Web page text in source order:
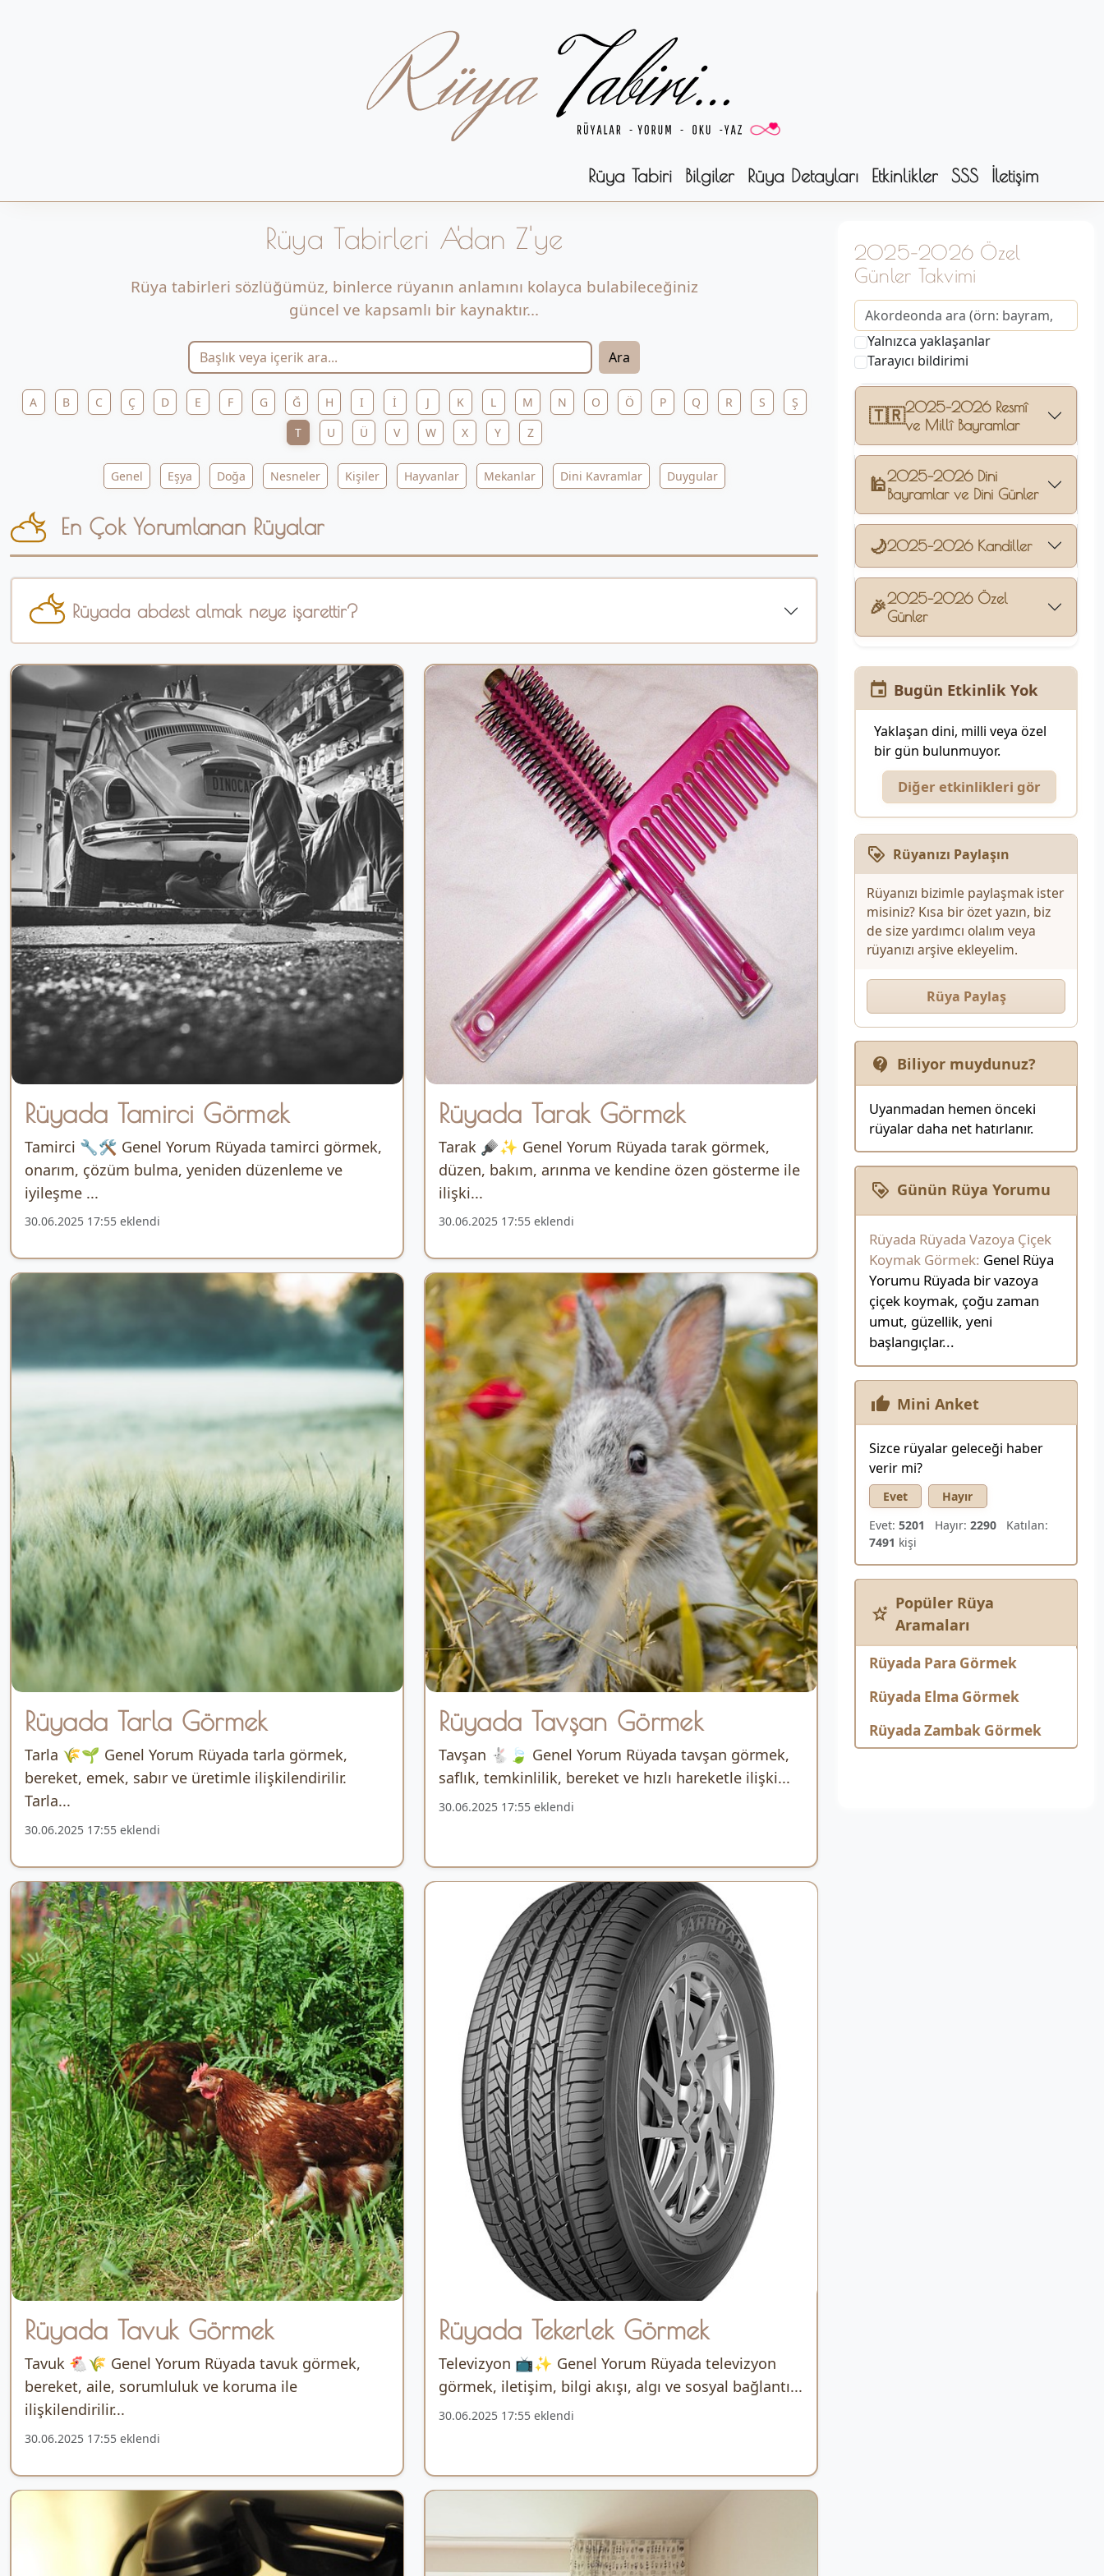
Rüya Tabiri Bilgiler Rüya Detayları Etkinlikler SSS İletişim
Rüya Tabirleri A'dan Z'ye
Rüya tabirleri sözlüğümüz, binlerce rüyanın anlamını kolayca bulabileceğiniz
güncel ve kapsamlı bir kaynaktır...
Ara
A B C Ç D E F G Ğ H I İ J K L M N O Ö P Q R S
Ş
T
U Ü V W X Y Z
Genel Eşya Doğa Nesneler Kişiler Hayvanlar Mekanlar Dini Kavramlar Duygular
En Çok Yorumlanan Rüyalar
Rüyada abdest almak neye işarettir?
Rüyada Tamirci Görmek
Tamirci 🔧🛠️ Genel Yorum Rüyada tamirci görmek,
onarım, çözüm bulma, yeniden düzenleme ve
iyileşme ...
30.06.2025 17:55 eklendi
Rüyada Tarak Görmek
Tarak 🪮✨ Genel Yorum Rüyada tarak görmek,
düzen, bakım, arınma ve kendine özen gösterme ile
ilişki...
30.06.2025 17:55 eklendi
Rüyada Tarla Görmek
Tarla 🌾🌱 Genel Yorum Rüyada tarla görmek,
bereket, emek, sabır ve üretimle ilişkilendirilir.
Tarla...
30.06.2025 17:55 eklendi
Rüyada Tavşan Görmek
Tavşan 🐇🍃 Genel Yorum Rüyada tavşan görmek,
saflık, temkinlilik, bereket ve hızlı hareketle ilişki...
30.06.2025 17:55 eklendi
Rüyada Tavuk Görmek
Tavuk 🐔🌾 Genel Yorum Rüyada tavuk görmek,
bereket, aile, sorumluluk ve koruma ile
ilişkilendirilir...
30.06.2025 17:55 eklendi
Rüyada Tekerlek Görmek
Televizyon 📺✨ Genel Yorum Rüyada televizyon
görmek, iletişim, bilgi akışı, algı ve sosyal bağlantı...
30.06.2025 17:55 eklendi
2025–2026 Özel
Günler Takvimi
Yalnızca yaklaşanlar
Tarayıcı bildirimi
🇹🇷2025–2026 Resmî
ve Millî Bayramlar
🕌2025–2026 Dini
Bayramlar ve Dini Günler
🌙2025–2026 Kandiller
🎉2025–2026 Özel
Günler
Bugün Etkinlik Yok
Yaklaşan dini, milli veya özel
bir gün bulunmuyor.
Diğer etkinlikleri gör
Rüyanızı Paylaşın
Rüyanızı bizimle paylaşmak ister
misiniz? Kısa bir özet yazın, biz
de size yardımcı olalım veya
rüyanızı arşive ekleyelim.
Rüya Paylaş
Biliyor muydunuz?
Uyanmadan hemen önceki
rüyalar daha net hatırlanır.
Günün Rüya Yorumu
Rüyada Rüyada Vazoya Çiçek
Koymak Görmek: Genel Rüya
Yorumu Rüyada bir vazoya
çiçek koymak, çoğu zaman
umut, güzellik, yeni
başlangıçlar...
Mini Anket
Sizce rüyalar geleceği haber
verir mi?
Evet
Hayır
Evet: 5201 Hayır: 2290Katılan:
7491 kişi
Popüler Rüya
Aramaları
Rüyada Para Görmek
Rüyada Elma Görmek
Rüyada Zambak Görmek